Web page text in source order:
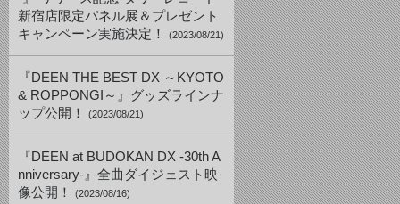
新宿店限定パネル展＆プレゼント
キャンペーン実施決定！
(2023/08/21)
『DEEN THE BEST DX ～KYOTO
& ROPPONGI～』グッズラインナ
ップ公開！
(2023/08/21)
『DEEN at BUDOKAN DX -30th A
nniversary-』全曲ダイジェスト映
像公開！
(2023/08/16)